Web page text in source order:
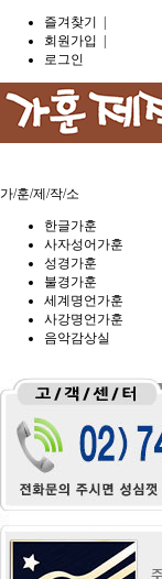
즐겨찾기
회원가입
로그인
가/훈/제/작/소
한글가훈
사자성어가훈
성경가훈
불경가훈
세계명언가훈
사강명언가훈
음악감상실